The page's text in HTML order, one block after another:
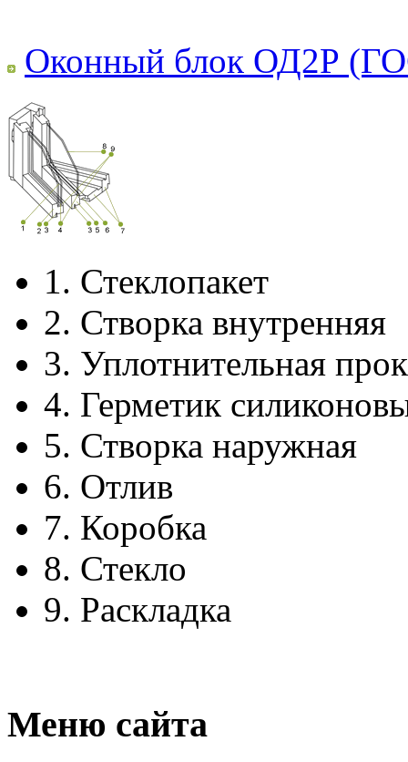
Оконный блок ОД2Р
1. Стеклопакет
2. Створка внутренняя
3. Уплотнительная
4. Герметик
5. Створка наружная
6. Отлив
7. Коробка
8. Стекло
9. Раскладка
Меню сайта